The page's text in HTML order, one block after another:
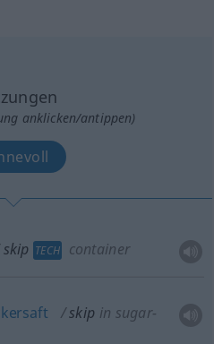
anklicken/antippen)
skip TECH container
skip in sugar-